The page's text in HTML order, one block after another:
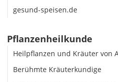
gesund-speisen.de
Pflanzenheilkunde
Heilpflanzen und Kräuter von
Berühmte Kräuterkundige